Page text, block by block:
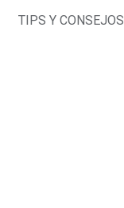
TIPS Y CONSEJOS